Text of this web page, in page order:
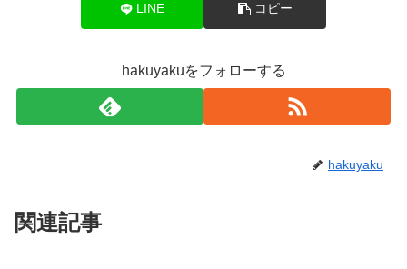
LINE コピー
hakuyakuをフォローする
hakuyaku
関連記事